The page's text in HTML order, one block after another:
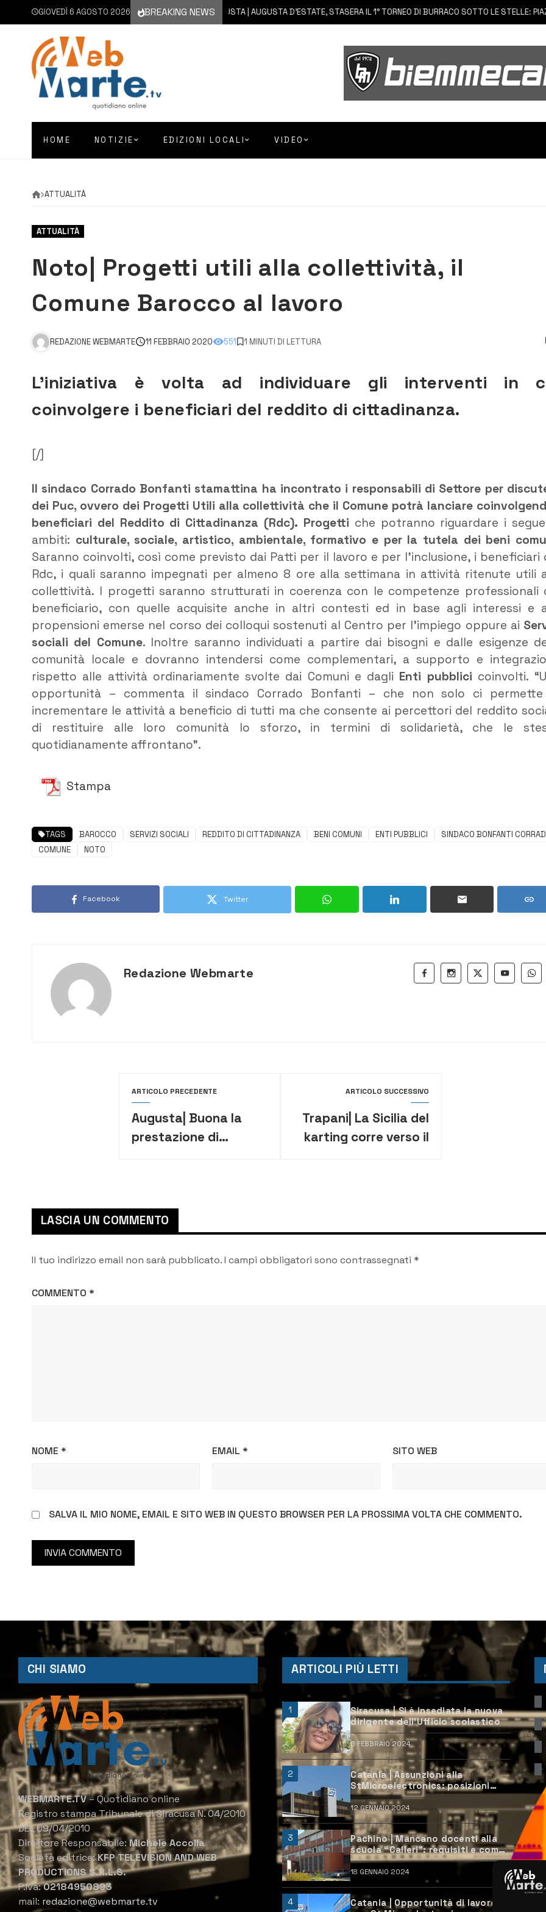
GIOVEDÌ 6 AGOSTO 2026 BREAKING NEWS
6 AGOSTO 2026 AUGUSTA | AUGUSTA D’ESTATE, STASERA IL 1° TORNEO DI BURRACO SOTTO LE STELLE: PIAZZA
HOME NOTIZIE EDIZIONI LOCALI VIDEO
ATTUALITÀ
ATTUALITÀ
Noto| Progetti utili alla collettività, il
Comune Barocco al lavoro
REDAZIONE WEBMARTE 11 FEBBRAIO 2020 551 1 MINUTI DI LETTURA
L’iniziativa è volta ad individuare gli interventi in
coinvolgere i beneficiari del reddito di cittadinanza.
[/]
Il sindaco Corrado Bonfanti stamattina ha incontrato i responsabili di Settore per
dei Puc, ovvero dei Progetti Utili alla collettività che il Comune potrà lanciare
beneficiari del Reddito di Cittadinanza (Rdc). Progetti che potranno riguardare i
ambiti: culturale, sociale, artistico, ambientale, formativo e per la tutela dei beni
Saranno coinvolti, così come previsto dai Patti per il lavoro e per l’inclusione, i beneficiari
Rdc, i quali saranno impegnati per almeno 8 ore alla settimana in attività ritenute utili
collettività. I progetti saranno strutturati in coerenza con le competenze professionali
beneficiario, con quelle acquisite anche in altri contesti ed in base agli interessi e
propensioni emerse nel corso dei colloqui sostenuti al Centro per l’impiego oppure ai
sociali del Comune. Inoltre saranno individuati a partire dai bisogni e dalle esigenze
comunità locale e dovranno intendersi come complementari, a supporto e
rispetto alle attività ordinariamente svolte dai Comuni e dagli Enti pubblici coinvolti.
opportunità – commenta il sindaco Corrado Bonfanti – che non solo ci
incrementare le attività a beneficio di tutti ma che consente ai percettori del reddito
di restituire alle loro comunità lo sforzo, in termini di solidarietà, che le
quotidianamente affrontano”.
Stampa
TAGS BAROCCO SERVIZI SOCIALI REDDITO DI CITTADINANZA BENI COMUNI ENTI PUBBLICI
SINDACO BONFANTI
COMUNE
NOTO
Facebook Twitter
Redazione Webmarte
ARTICOLO PRECEDENTE
Augusta| Buona la
prestazione di
ARTICOLO SUCCESSIVO
Trapani| La Sicilia del
karting corre verso il
LASCIA UN COMMENTO
Il tuo indirizzo email non sarà pubblicato.I campi obbligatori sono contrassegnati *
COMMENTO *
NOME * EMAIL * SITO WEB
SALVA IL MIO NOME, EMAIL E SITO WEB IN QUESTO BROWSER PER LA PROSSIMA VOLTA CHE COMMENTO.
CHI SIAMO
WEBMARTE.TV– Quotidiano online
Registro stampa Tribunale di Siracusa N. 04/2010
DEL 09/04/2010
Direttore Responsabile:Michele Accolla
Società editrice:KFP TELEVISION AND WEB
PRODUCTIONS S.R.L.S.
P.Iva:02184950893
mail: redazione@webmarte.tv
ARTICOLI PIÙ LETTI
1
Siracusa | Si è insediata la nuova
dirigente dell’Ufficio scolastico
6 FEBBRAIO 2024
2
Catania | Assunzioni alla
StMicroelectronics: posizioni
aperte e come candidarsi
12 GENNAIO 2024
3
Pachino | Mancano docenti alla
scuola “Calleri”: requisiti e come
candidarsi
18 GENNAIO 2024
4
Catania | Opportunità di lavoro